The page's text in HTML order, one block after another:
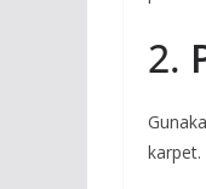
2.
karpet.